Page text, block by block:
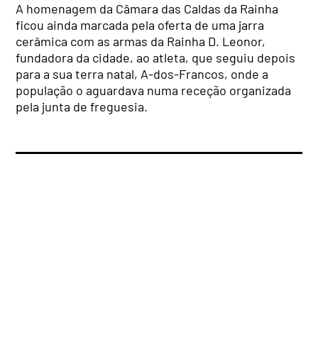
A homenagem da Câmara das Caldas da Rainha
ficou ainda marcada pela oferta de uma jarra
cerâmica com as armas da Rainha D. Leonor,
fundadora da cidade, ao atleta, que seguiu depois
para a sua terra natal, A-dos-Francos, onde a
população o aguardava numa receção organizada
pela junta de freguesia.